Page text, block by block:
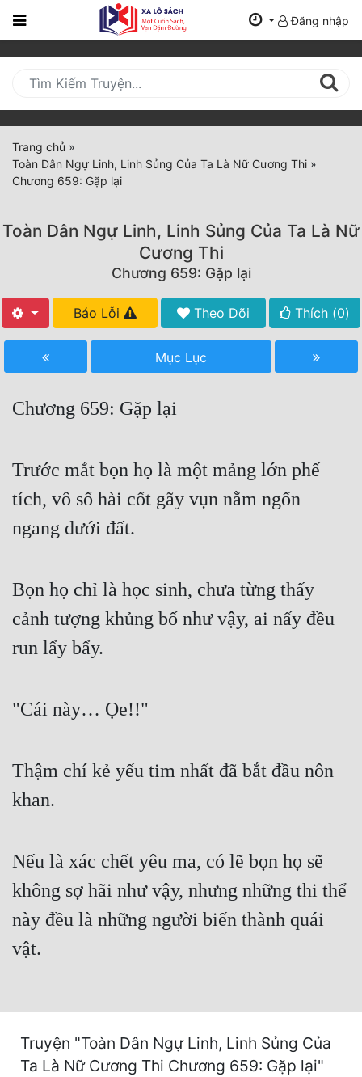
Trang
Mới
Cập
Nhật
(current)
BXH
Truyện Mới Ra
Hoàn Thành
Hậu Cung
Xa Lộ Dịch
Cung Đấu
Cổ Tiên Hiệp
Du Hí
Dã Sử
Dị Năng
Gia Đấu
Góc Nhìn Nam
Góc Nhìn Nữ
Huyền Ảo
Đăng nhập
Trang chủ »
Toàn Dân Ngự Linh, Linh Sủng Của Ta Là Nữ Cương Thi »
Chương 659: Gặp lại
Toàn Dân Ngự Linh, Linh Sủng Của Ta Là Nữ
Cương Thi
Chương 659: Gặp lại
Báo Lỗi Theo Dõi Thích (0)
Mục Lục
Chương 659: Gặp lại
Trước mắt bọn họ là một mảng lớn phế
tích, vô số hài cốt gãy vụn nằm ngổn
ngang dưới đất.
Bọn họ chỉ là học sinh, chưa từng thấy
cảnh tượng khủng bố như vậy, ai nấy đều
run lẩy bẩy.
"Cái này… Ọe!!"
Thậm chí kẻ yếu tim nhất đã bắt đầu nôn
khan.
Nếu là xác chết yêu ma, có lẽ bọn họ sẽ
không sợ hãi như vậy, nhưng những thi thể
này đều là những người biến thành quái
vật.
Truyện "Toàn Dân Ngự Linh, Linh Sủng Của
Ta Là Nữ Cương Thi Chương 659: Gặp lại"